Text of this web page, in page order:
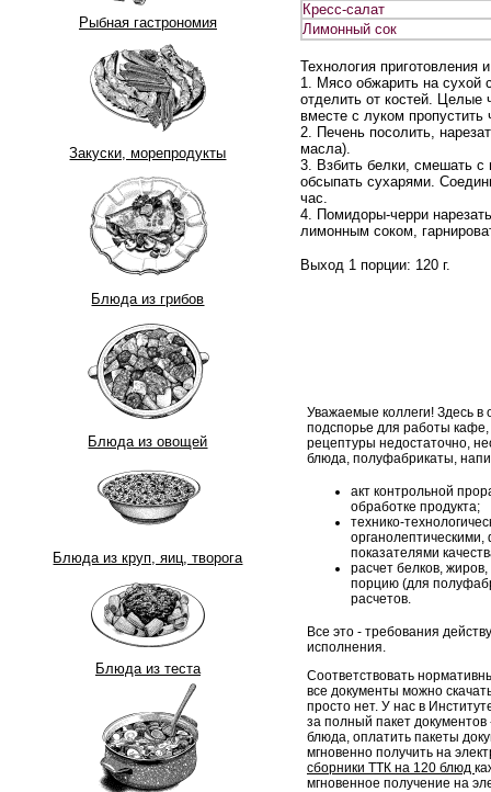
Рыбная гастрономия
Закуски, морепродукты
Блюда из грибов
Блюда из овощей
Блюда из круп, яиц, творога
Блюда из теста
Кресс-салат
Лимонный сок
Технология приготовления
1. Мясо обжарить на сухой
отделить от костей. Целые
вместе с луком пропустить
2. Печень посолить,
масла).
3. Взбить белки, смешать
обсыпать сухарями.
час.
4. Помидоры-черри
лимонным соком,
Выход 1 порции: 120 г.
Уважаемые коллеги! Здесь
подспорье для работы
рецептуры недостаточно,
блюда, полуфабрикаты,
акт контрольной
обработке продукта;
технико-
показателями
расчет белков,
порцию (для
расчетов.
Все это - требования
исполнения.
Соответствовать
все документы можно
просто нет. У нас в
за полный пакет документов
блюда, оплатить пакеты
мгновенно получить на
сборники ТТК на 120 блюд
мгновенное получение на